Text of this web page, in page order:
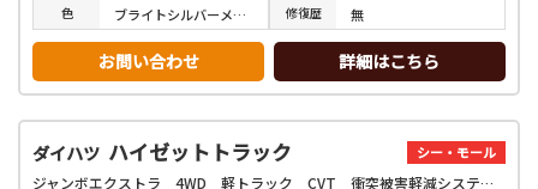
色 ブライトシルバーメタリック 修復歴 無
お問い合わせ 詳細はこちら
ダイハツ ハイゼットトラック シー・モール
ジャンボエクストラ 4WD 軽トラック CVT 衝突被害軽減システム クリアランスソナー スマートキー アイドリングストップ 電動格納ミラー オートライト ESC エアコン パワーステアリング パワーウィンドウ